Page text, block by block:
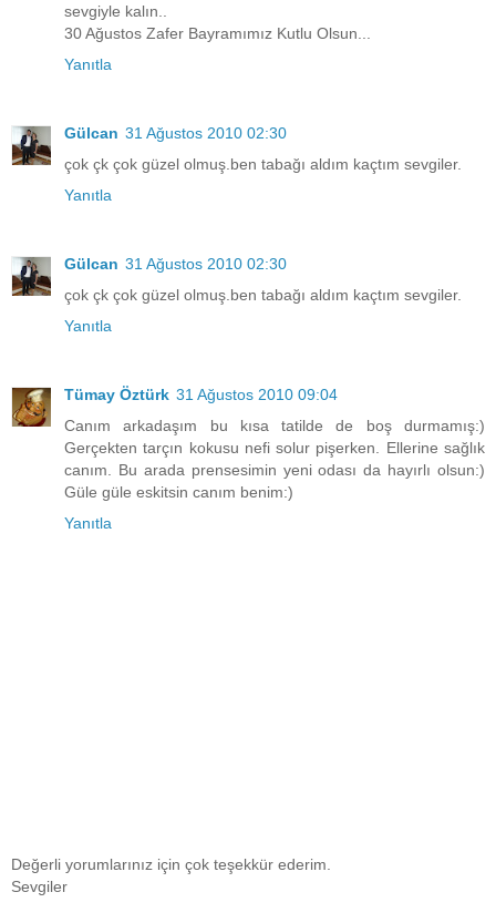
sevgiyle kalın..
30 Ağustos Zafer Bayramımız Kutlu Olsun...
Yanıtla
Gülcan 31 Ağustos 2010 02:30
çok çk çok güzel olmuş.ben tabağı aldım kaçtım sevgiler.
Yanıtla
Gülcan 31 Ağustos 2010 02:30
çok çk çok güzel olmuş.ben tabağı aldım kaçtım sevgiler.
Yanıtla
Tümay Öztürk 31 Ağustos 2010 09:04
Canım arkadaşım bu kısa tatilde de boş durmamış:)
Gerçekten tarçın kokusu nefi solur pişerken. Ellerine sağlık
canım. Bu arada prensesimin yeni odası da hayırlı olsun:)
Güle güle eskitsin canım benim:)
Yanıtla
Değerli yorumlarınız için çok teşekkür ederim.
Sevgiler